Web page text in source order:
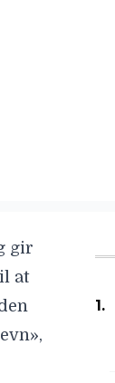
gir
at